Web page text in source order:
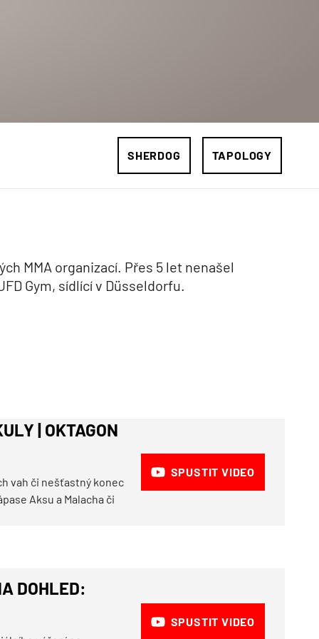
SHERDOG TAPOLOGY
MMA organizací. Přes 5 let nenašel
Gym, sídlící v Düsseldorfu.
| OKTAGON
vah či nešťastný konec
Aksu a Malacha či
SPUSTIT VIDEO
DOHLED:
SPUSTIT VIDEO